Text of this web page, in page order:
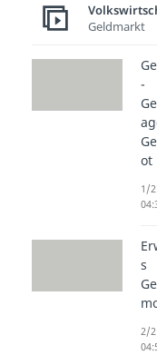
dem
Geldmarkt
-
ot
1/
s
2/